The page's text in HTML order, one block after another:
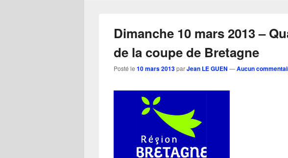
Dimanche 10 mars 2013 –
de la coupe de Bretagne
Posté le 10 mars 2013parJean LE GUEN —Aucun